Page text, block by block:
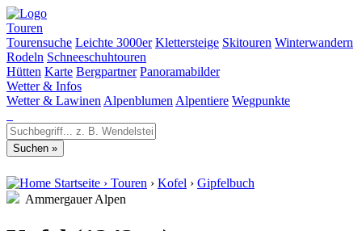
Touren
Tourensuche Leichte 3000er Klettersteige Skitouren Winterwandern
Rodeln Schneeschuhtouren
Hütten Karte Bergpartner Panoramabilder
Wetter & Infos
Wetter & Lawinen Alpenblumen Alpentiere Wegpunkte
Startseite › Touren › Kofel › Gipfelbuch
Ammergauer Alpen